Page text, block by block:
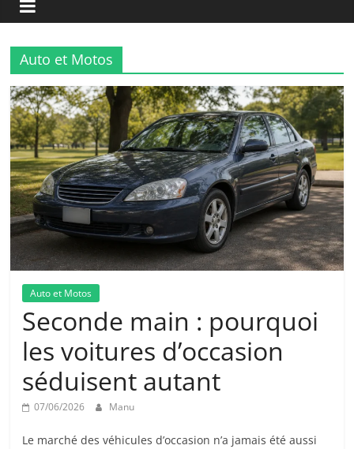
Auto et Motos
Auto et Motos
Seconde main : pourquoi
les voitures d’occasion
séduisent autant
07/06/2026 Manu
Le marché des véhicules d’occasion n’a jamais été aussi